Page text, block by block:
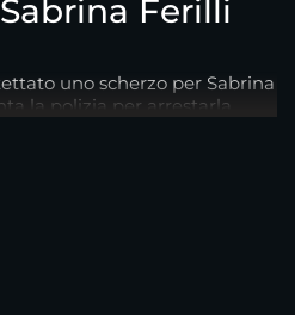
Ferilli
uno scherzo per Sabrina
la polizia per arrestarla...